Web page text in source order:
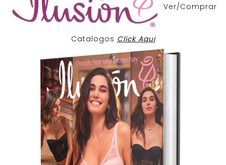
Ver/Comprar
Catalogos Click Aqui